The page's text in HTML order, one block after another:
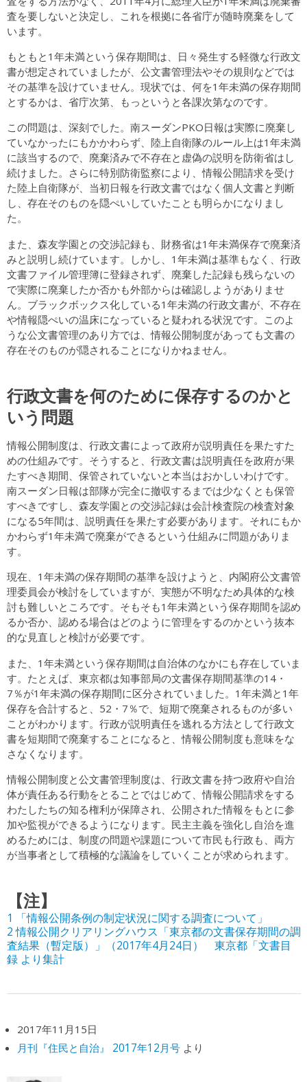
査を要しないと決定し、これを根拠に各省庁が随時廃棄をして
います。
もともと1年未満という保存期間は、日々発生する軽微な行政文
書が想定されていましたが、公文書管理法やその規則などでは
その基準を設けていません。現状では、何を1年未満の保存期間
とするかは、省庁次第、もっというと各課次第なのです。
この問題は、深刻でした。南スーダンPKO日報は実際に廃棄し
ていなかったにもかかわらず、陸上自衛隊のルール上は1年未満
に該当するので、廃棄済みで不存在と虚偽の説明を防衛省はし
続けました。さらに特別防衛監察により、情報公開請求を受け
た陸上自衛隊が、当初日報を行政文書ではなく個人文書と判断
し、存在そのものを隠ぺいしていたことも明らかになりまし
た。
また、森友学園との交渉記録も、財務省は1年未満保存で廃棄済
みと説明し続けています。しかし、1年未満は基準もなく、行政
文書ファイル管理簿に登録されず、廃棄した記録も残らないの
で実際に廃棄したか否かも外部からは確認しようがありませ
ん。ブラックボックス化している1年未満の行政文書が、不存在
や情報隠ぺいの温床になっていると疑われる状況です。このよ
うな公文書管理のあり方では、情報公開制度があっても文書の
存在そのものが隠されることになりかねません。
行政文書を何のために保存するのかと
いう問題
情報公開制度は、行政文書によって政府が説明責任を果たすた
めの仕組みです。そうすると、行政文書は説明責任を政府が果
たすべき期間、保管されていないと本当はおかしいわけです。
南スーダン日報は部隊が完全に撤収するまでは少なくとも保管
すべきですし、森友学園との交渉記録は会計検査院の検査対象
になる5年間は、説明責任を果たす必要があります。それにもか
かわらず1年未満で廃棄ができるという仕組みに問題がありま
す。
現在、1年未満の保存期間の基準を設けようと、内閣府公文書管
理委員会が検討をしていますが、実態が不明なため具体的な検
討も難しいところです。そもそも1年未満という保存期間を認め
るか否か、認める場合はどのように管理をするのかという抜本
的な見直しと検討が必要です。
また、1年未満という保存期間は自治体のなかにも存在していま
す。たとえば、東京都は知事部局の文書保存期間基準の14・
7％が1年未満の保存期間に区分されていました。1年未満と1年
保存を合計すると、52・7％で、短期で廃棄されるものが多い
ことがわかります。行政が説明責任を逃れる方法として行政文
書を短期間で廃棄することになると、情報公開制度も意味をな
さなくなります。
情報公開制度と公文書管理制度は、行政文書を持つ政府や自治
体が責任ある行動をとることではじめて、情報公開請求をする
わたしたちの知る権利が保障され、公開された情報をもとに参
加や監視ができるようになります。民主主義を強化し自治を進
めるためには、制度の問題や課題について市民も行政も、両方
が当事者として積極的な議論をしていくことが求められます。
【注】
1 「情報公開条例の制定状況に関する調査について」
2 情報公開クリアリングハウス「東京都の文書保存期間の調
査結果（暫定版）」（2017年4月24日）
東京都「文書目
録 より集計
2017年11月15日
月刊『住民と自治』 2017年12月号より